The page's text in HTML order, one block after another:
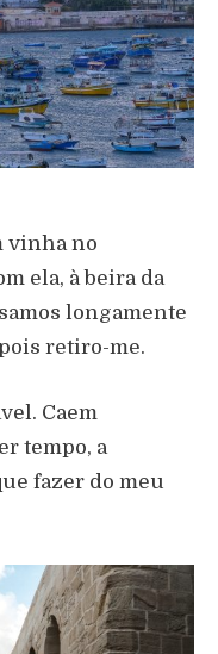
vinha no
ela, à beira da
longamente
retiro-me.
Caem
tempo, a
fazer do meu